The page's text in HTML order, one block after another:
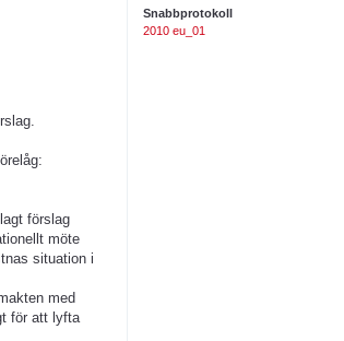
förslag
möte
situation i
med
för att lyfta
Snabbprotokoll
2010 eu_01